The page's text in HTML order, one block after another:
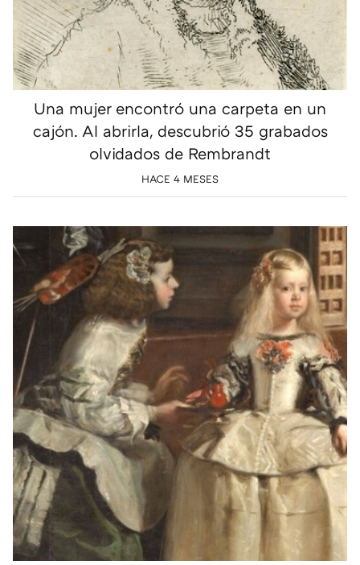
Una mujer encontró una carpeta en un
cajón. Al abrirla, descubrió 35 grabados
olvidados de Rembrandt
HACE 4 MESES